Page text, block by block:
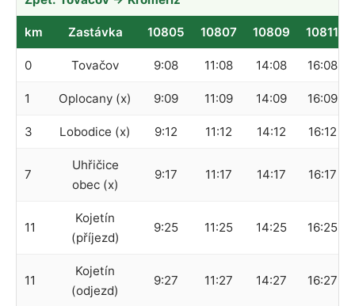
km Zastávka 10805 10807 10809 10811
0 Tovačov 9:08 11:08 14:08 16:08
1 Oplocany (x) 9:09 11:09 14:09 16:09
3 Lobodice (x) 9:12 11:12 14:12 16:12
7
Uhřičice
obec (x)
9:17 11:17 14:17 16:17
11
Kojetín
(příjezd)
9:25 11:25 14:25 16:25
11
Kojetín
(odjezd)
9:27 11:27 14:27 16:27